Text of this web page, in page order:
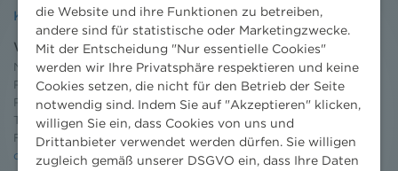
Kontakt
Wien
Niederhuber & Partner
Rechtsanwälte GmbH
Reisnerstraße 53, 1030 Wien
T:
+43 1 513 21 24-0
F: +43 1 513 21 24-300
office@nhp.eu
die Website und ihre Funktionen zu betreiben,
andere sind für statistische oder Marketingzwecke.
Mit der Entscheidung "Nur essentielle Cookies"
werden wir Ihre Privatsphäre respektieren und keine
Cookies setzen, die nicht für den Betrieb der Seite
notwendig sind. Indem Sie auf "Akzeptieren" klicken,
willigen Sie ein, dass Cookies von uns und
Drittanbieter verwendet werden dürfen. Sie willigen
zugleich gemäß unserer DSGVO ein, dass Ihre Daten